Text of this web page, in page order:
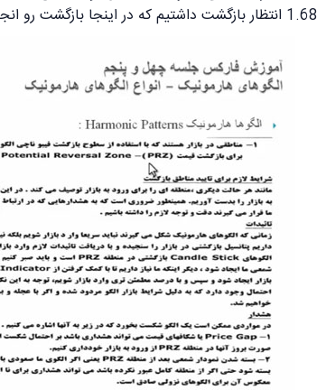
1.68 انتظار بازگشت داشتیم که در اینجا بازگشت رو انجام دادیم و به سمت بالا پیش رفته.